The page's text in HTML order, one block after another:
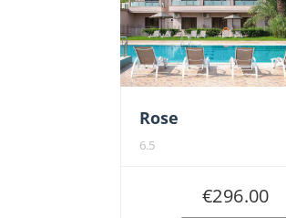
Rose
6.5
€296.00